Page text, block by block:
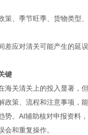
策、季节旺季、货物类型
差应对清关可能产生的延
键
海关清关上的投入显著，
政策、流程和注意事项，
势。AI辅助核对申报资料
和重复操作。